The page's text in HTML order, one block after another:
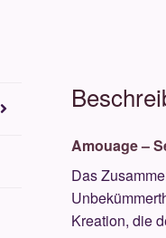
Amouage –
Das
Kreation, die